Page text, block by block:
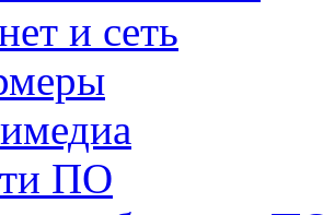
и сеть
ПО